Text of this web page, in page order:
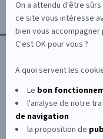
Axeptio
On a attendu d'être
ce site vous intéresse
bien vous
C'est OK pour vous ?
A quoi servent les
Le bon
l'analyse de notre
de navigation
la proposition de
© Le Club Perron Rigot